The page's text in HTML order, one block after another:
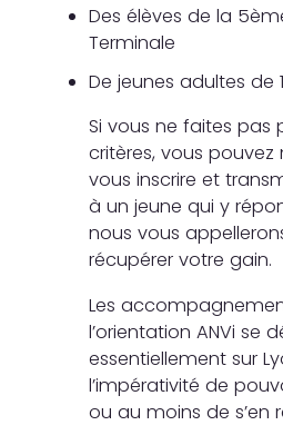
Des élèves de la
Terminale
De jeunes adultes de
Si vous ne faites pas
critères, vous
vous inscrire et
à un jeune qui y
nous vous
récupérer votre gain.
Les
l’orientation ANVi se
essentiellement sur
l’impérativité de
ou au moins de s’en